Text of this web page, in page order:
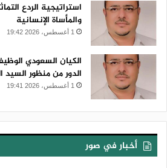
استراتيجية الردع
والمأساة الإنسانية
1 أغسطس، 2026 19:42
الكيان السعودي
الدور من منظور السيد
1 أغسطس، 2026 19:41
أخبار في صور